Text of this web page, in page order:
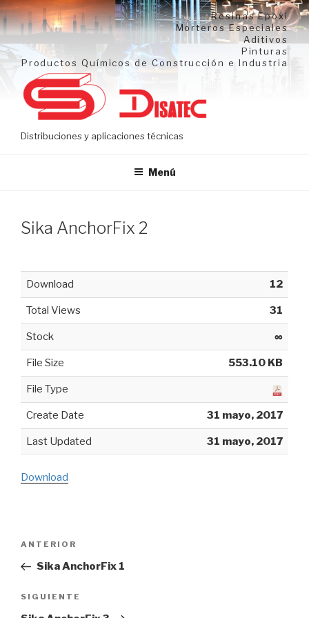
Ir
al
contenido
Resinas Epoxi
Morteros Especiales
Aditivos
Pinturas
Productos Químicos de Construcción e Industria
Distribuciones y aplicaciones técnicas
Menú
Sika AnchorFix 2
Download 12
Total Views 31
Stock ∞
File Size 553.10 KB
File Type
Create Date 31 mayo, 2017
Last Updated 31 mayo, 2017
Download
Navegación
Entrada
anterior:
ANTERIOR
Sika AnchorFix 1
Siguiente
entrada
SIGUIENTE